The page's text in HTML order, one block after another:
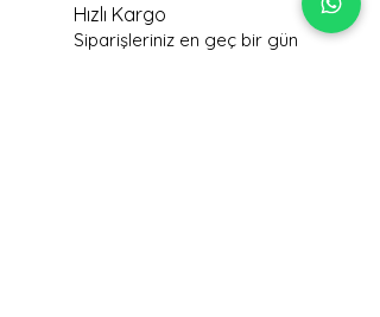
Hızlı Kargo
Siparişleriniz en geç bir gün